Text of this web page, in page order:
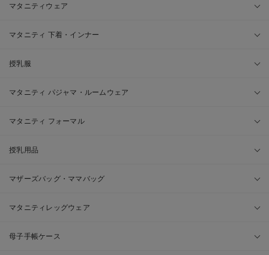
マタニティウェア
マタニティ 下着・インナー
授乳服
マタニティ パジャマ・ルームウェア
マタニティ フォーマル
授乳用品
マザーズバッグ・ママバッグ
マタニティレッグウェア
母子手帳ケース